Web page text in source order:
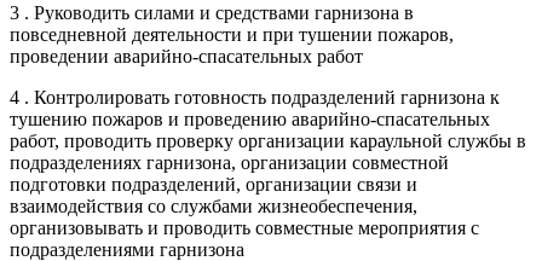
3 . Руководить силами и средствами гарнизона в
повседневной деятельности и при тушении пожаров,
проведении аварийно-спасательных работ
4 . Контролировать готовность подразделений гарнизона к
тушению пожаров и проведению аварийно-спасательных
работ, проводить проверку организации караульной службы в
подразделениях гарнизона, организации совместной
подготовки подразделений, организации связи и
взаимодействия со службами жизнеобеспечения,
организовывать и проводить совместные мероприятия с
подразделениями гарнизона